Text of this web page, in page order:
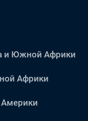
и Южной Африки
Африки